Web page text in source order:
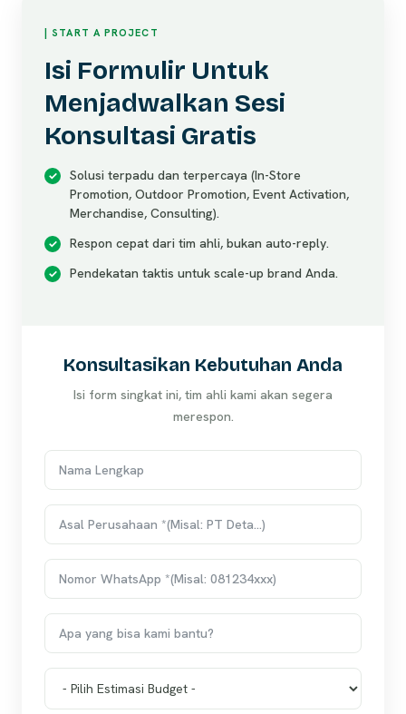
| START A PROJECT
Isi Formulir Untuk
Menjadwalkan Sesi
Konsultasi Gratis
Solusi terpadu dan terpercaya (In-Store
Promotion, Outdoor Promotion, Event Activation,
Merchandise, Consulting).
Respon cepat dari tim ahli, bukan auto-reply.
Pendekatan taktis untuk scale-up brand Anda.
Konsultasikan Kebutuhan Anda
Isi form singkat ini, tim ahli kami akan segera
merespon.